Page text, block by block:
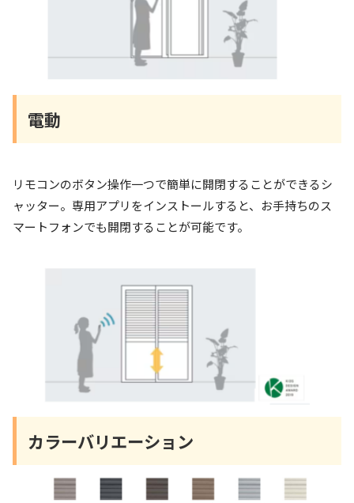
電動
リモコンのボタン操作一つで簡単に開閉することができるシ
ャッター。専用アプリをインストールすると、お手持ちのス
マートフォンでも開閉することが可能です。
カラーバリエーション